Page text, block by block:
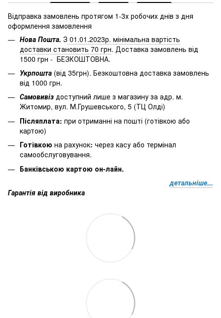
Відправка замовлень протягом 1-3х робочих днів з дня
оформлення замовлення
Нова Пошта. З 01.01.2023р. мінімальна вартість
доставки становить 70 грн. Доставка замовлень від
1500 грн - БЕЗКОШТОВНА.
Укрпошта (від 35грн). Безкоштовна доставка замовлень
від 1000 грн.
Самовивіз доступний лише з магазину за адр. м.
Житомир, вул. М.Грушевського, 5 (ТЦ Олді)
Післяплата: при отриманні на пошті (готівкою або
картою)
Готівкою на рахунок: через касу або термінал
самообслуговування.
Банківською картою он-лайн.
детальніше...
Гарантія від виробника